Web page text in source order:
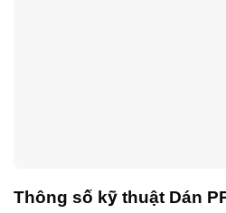
Thông số kỹ thuật Dán